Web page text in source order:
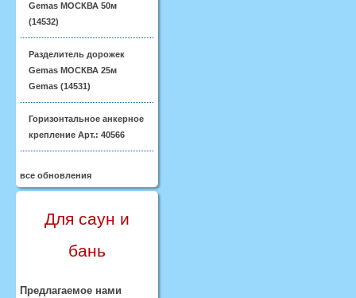
Gemas МОСКВА 50м
(14532)
Разделитель дорожек
Gemas МОСКВА 25м
Gemas (14531)
Горизонтальное анкерное
крепление Арт.: 40566
все обновления
Для саун и
бань
Предлагаемое нами